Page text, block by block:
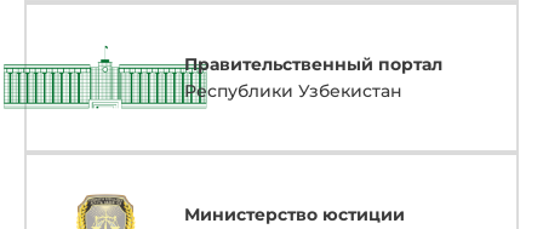
Правительственный портал
Республики Узбекистан
Министерство юстиции